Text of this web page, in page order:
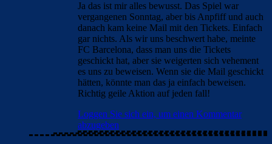
Ja das ist mir alles bewusst. Das Spiel war
vergangenen Sonntag, aber bis Anpfiff und auch
danach kam keine Mail mit den Tickets. Einfach
gar nichts. Als wir uns beschwert habe, meinte
FC Barcelona, dass man uns die Tickets
geschickt hat, aber sie weigerten sich vehement
es uns zu beweisen. Wenn sie die Mail geschickt
hätten, könnte man das ja einfach beweisen.
Richtig geile Aktion auf jeden fall!
Loggen Sie sich ein, um einen Kommentar
abzugeben